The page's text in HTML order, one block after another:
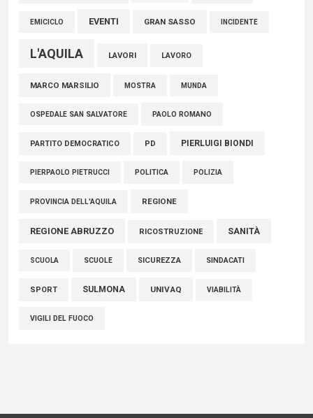
EMICICLO EVENTI GRAN SASSO INCIDENTE
L'AQUILA LAVORI LAVORO
MARCO MARSILIO MOSTRA MUNDA
OSPEDALE SAN SALVATORE PAOLO ROMANO
PARTITO DEMOCRATICO PD PIERLUIGI BIONDI
PIERPAOLO PIETRUCCI POLITICA POLIZIA
PROVINCIA DELL'AQUILA REGIONE
REGIONE ABRUZZO RICOSTRUZIONE SANITÀ
SCUOLA SCUOLE SICUREZZA SINDACATI
SPORT SULMONA UNIVAQ VIABILITÀ
VIGILI DEL FUOCO